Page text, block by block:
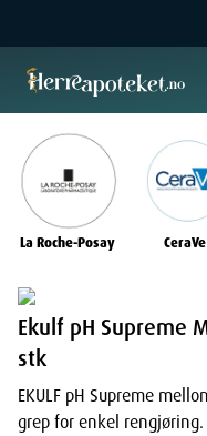
La Roche-Posay CeraVe
Ekulf pH Supreme
stk
EKULF pH Supreme
grep for enkel